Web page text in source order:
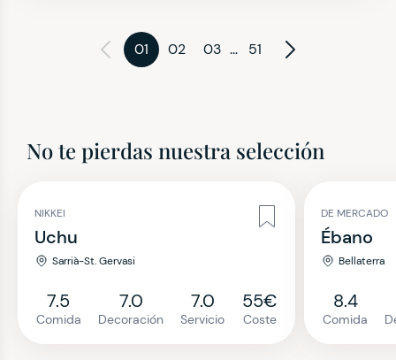
01 02 03 ... 51
No te pierdas nuestra selección
NIKKEI
Uchu
Sarrià-St. Gervasi
7.5
Comida
7.0
Decoración
7.0
Servicio
55€
Coste
DE MERCADO
Ébano
Bellaterra
8.4
Comida